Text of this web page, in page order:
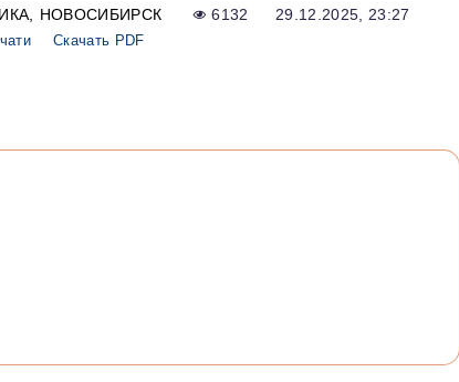
НОВОСИБИРСК 6132 29.12.2025, 23:27
Скачать PDF